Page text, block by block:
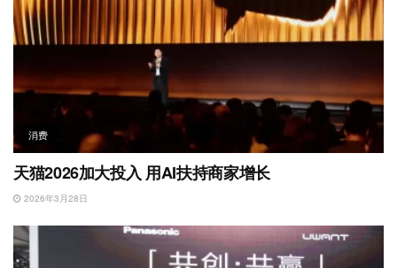
消费
天猫2026加大投入 用AI扶持商家增长
2026年3月28日